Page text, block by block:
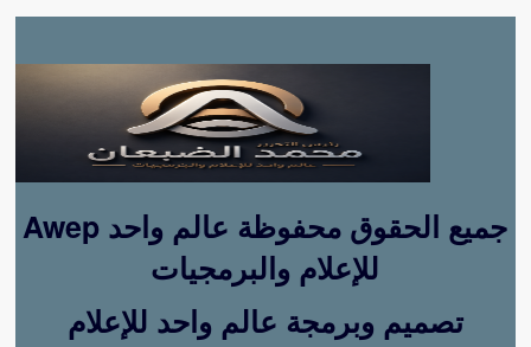
Awep جميع الحقوق محفوظة عالم واحد
للإعلام والبرمجيات
تصميم وبرمجة عالم واحد للإعلام